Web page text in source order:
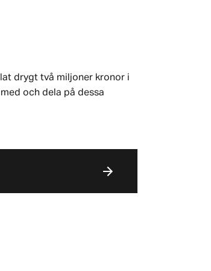
drygt två miljoner kronor i
och dela på dessa